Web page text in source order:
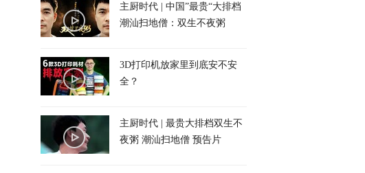
主厨时代 | 中国”最贵“大排档
潮汕扫地僧：双生不夜粥
3D打印机放家里到底安不安
全？
主厨时代 | 最贵大排档双生不
夜粥 潮汕扫地僧 预告片